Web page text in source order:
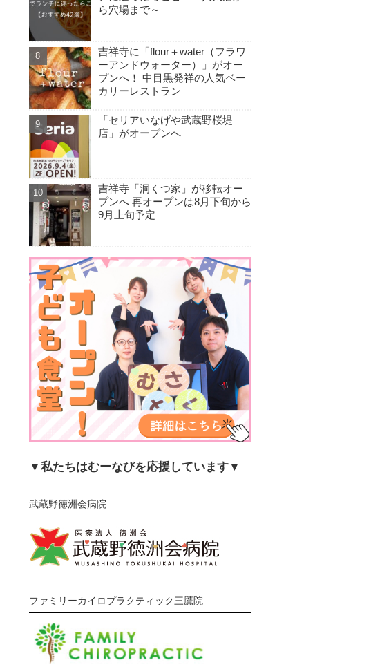
ら穴場まで～
吉祥寺に「flour＋water（フラワ
ーアンドウォーター）」がオー
プンへ！ 中目黒発祥の人気ベー
カリーレストラン
「セリアいなげや武蔵野桜堤
店」がオープンへ
吉祥寺「洞くつ家」が移転オー
プンへ 再オープンは8月下旬から
9月上旬予定
▼私たちはむーなびを応援しています▼
武蔵野徳洲会病院
ファミリーカイロプラクティック三鷹院